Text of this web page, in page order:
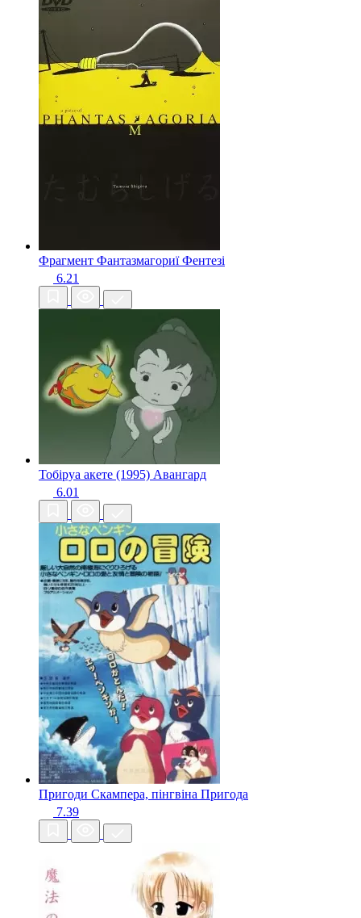
Фрагмент Фантазмагориї Фентезі
6.21
Тобіруа акете (1995) Авангард
6.01
Пригоди Скампера, пінгвіна Пригода
7.39